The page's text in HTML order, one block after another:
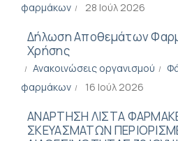
φαρμάκων
28 Ιούλ 2026
Δήλωση Αποθεμάτων
Χρήσης
Ανακοινώσεις οργανισμού
φαρμάκων
16 Ιούλ 2026
ΑΝΑΡΤΗΣΗ ΛΙΣΤΑ
ΣΚΕΥΑΣΜΑΤΩΝ